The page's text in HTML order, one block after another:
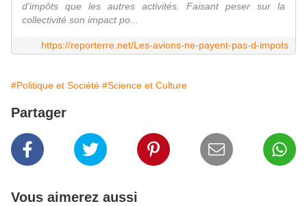
d'impôts que les autres activités. Faisant peser sur la
collectivité son impact po...
https://reporterre.net/Les-avions-ne-payent-pas-d-impots
#Politique et Société #Science et Culture
Partager
Vous aimerez aussi